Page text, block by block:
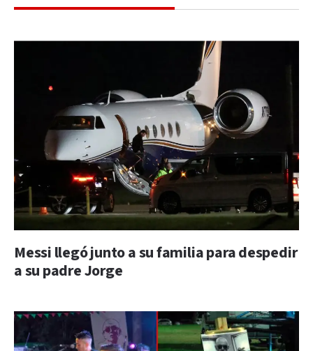
Messi llegó junto a su familia para despedir
a su padre Jorge